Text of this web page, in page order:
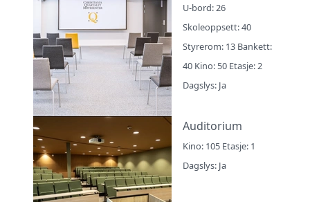
U-bord: 26
Skoleoppsett: 40
Styrerom: 13 Bankett:
40 Kino: 50 Etasje: 2
Dagslys: Ja
Auditorium
Kino: 105 Etasje: 1
Dagslys: Ja